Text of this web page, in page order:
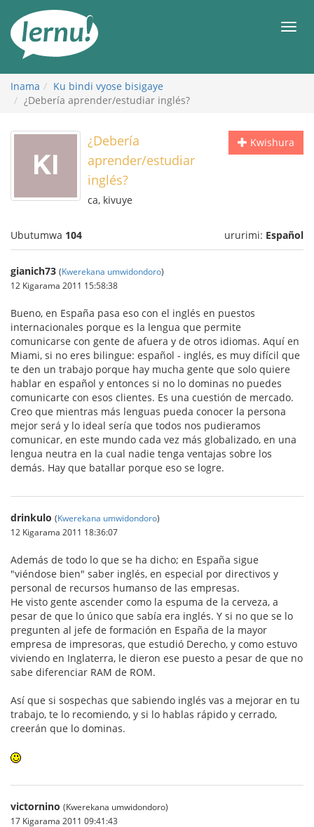
rupapuro
rw'ibirimwo
Inama
Ku bindi vyose bisigaye
¿Debería aprender/estudiar inglés?
Kwishura
¿Debería
aprender/estudiar
inglés?
ca, kivuye
Ubutumwa 104 ururimi: Español
gianich73 (Kwerekana umwidondoro)
12 Kigarama 2011 15:58:38
Bueno, en España pasa eso con el inglés en puestos
internacionales porque es la lengua que permite
comunicarse con gente de afuera y de otros idiomas. Aquí en
Miami, si no eres bilingue: español - inglés, es muy difícil que
te den un trabajo porque hay mucha gente que solo quiere
hablar en español y entonces si no lo dominas no puedes
comunicarte con esos clientes. Es una cuestión de mercado.
Creo que mientras más lenguas pueda conocer la persona
mejor será y lo ideal sería que todos nos pudieramos
comunicar, en este mundo cada vez más globalizado, en una
lengua neutra en la cual nadie tenga ventajas sobre los
demás. Hay que batallar porque eso se logre.
drinkulo (Kwerekana umwidondoro)
12 Kigarama 2011 18:36:07
Además de todo lo que se ha dicho; en España sigue
"viéndose bien" saber inglés, en especial por directivos y
personal de recursos humanso de las empresas.
He visto gente ascender como la espuma de la cerveza, a
pesar de que lo único que sabía era inglés. Y si no que se lo
pregunten al jefe de formación en España de la mayor
empresa de impresoras, que estudió Derecho, y como estuvo
viviendo en Inglaterra, le dieron ese puesto a pesar de que no
sabe diferenciar RAM de ROM.
Así que si sospechas que sabiendo inglés vas a mejorar en tu
trabajo, te lo recomiendo, y si lo hablas rápido y cerrado,
creerán que lo dominas.
victornino (Kwerekana umwidondoro)
17 Kigarama 2011 09:41:43